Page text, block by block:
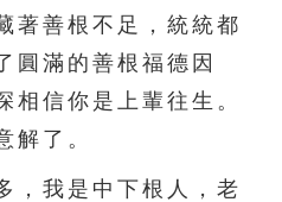
著善根不足，統統都
圓滿的善根福德因
相信你是上輩往生。
解了。
我是中下根人，老